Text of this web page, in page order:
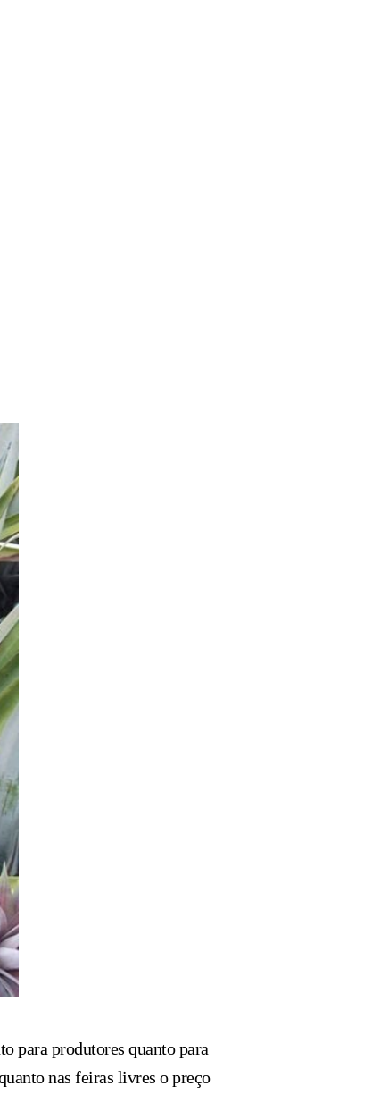
para produtores quanto para
nas feiras livres o preço